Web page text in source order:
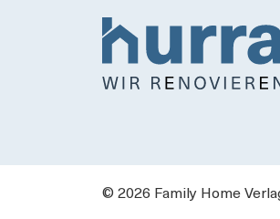
© 2026 Family Home